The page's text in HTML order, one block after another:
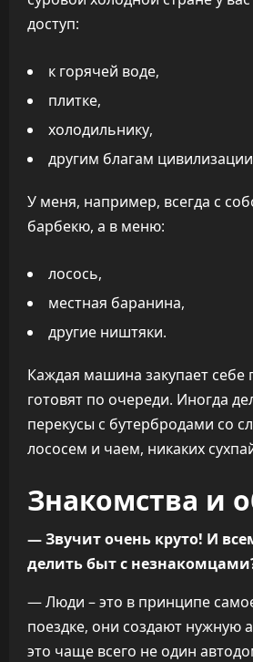
доступ:
к горячей воде,
плитке,
холодильнику,
другим благам
У меня, например, всегда с
барбекю, а в меню:
лосось,
местная баранина,
другие ништяки.
Каждая машина закупает себе
готовят по очереди. Иногда
перекусы с бутербродами со
лососем и чаем, никаких
Знакомства и
— Звучит очень круто! И
делить быт с
— Люди – это в принципе
поездке, они создают нужную
это чаще всего не один